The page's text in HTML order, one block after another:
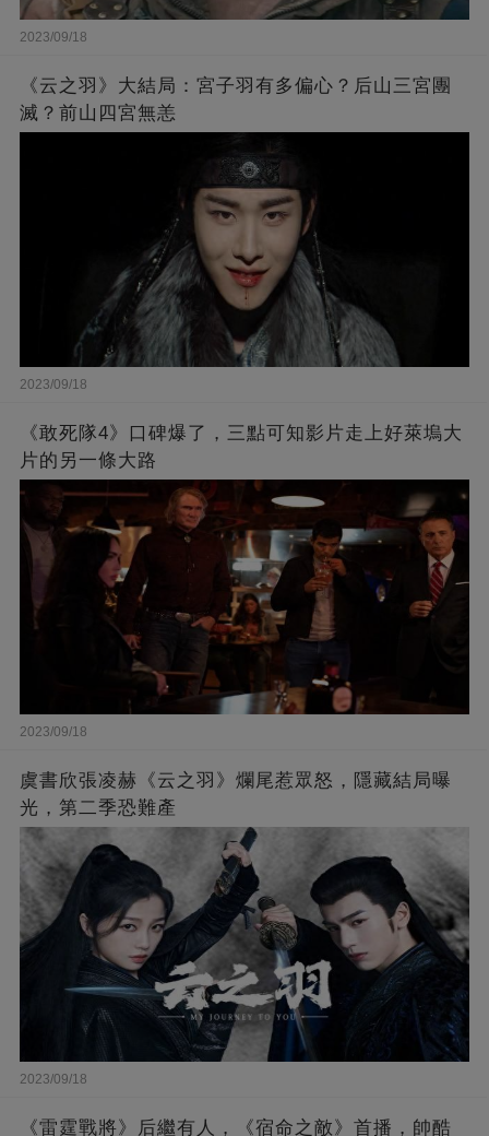
2023/09/18
《云之羽》大結局：宮子羽有多偏心？后山三宮團
滅？前山四宮無恙
2023/09/18
《敢死隊4》口碑爆了，三點可知影片走上好萊塢大
片的另一條大路
2023/09/18
虞書欣張凌赫《云之羽》爛尾惹眾怒，隱藏結局曝
光，第二季恐難產
2023/09/18
《雷霆戰將》后繼有人，《宿命之敵》首播，帥酷